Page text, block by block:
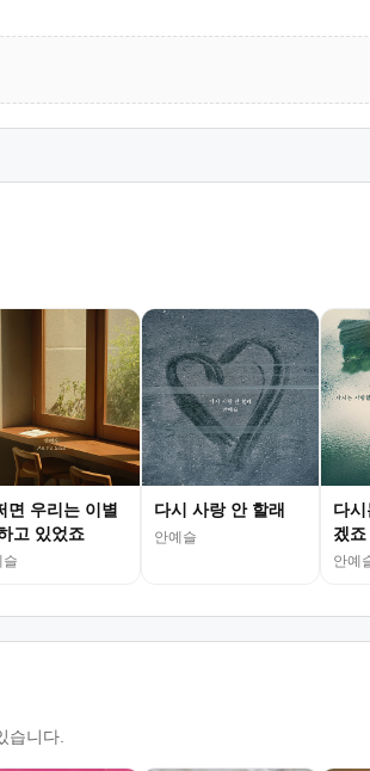
면 우리는 이별
고 있었죠
슬
다시 사랑 안 할래
안예슬
다
겠죠
안예
습니다.